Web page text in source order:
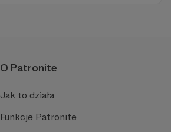
O Patronite
Jak to działa
Funkcje Patronite